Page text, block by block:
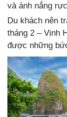
và ánh nắng
Du khách nên
tháng 2 – Vịnh
được những